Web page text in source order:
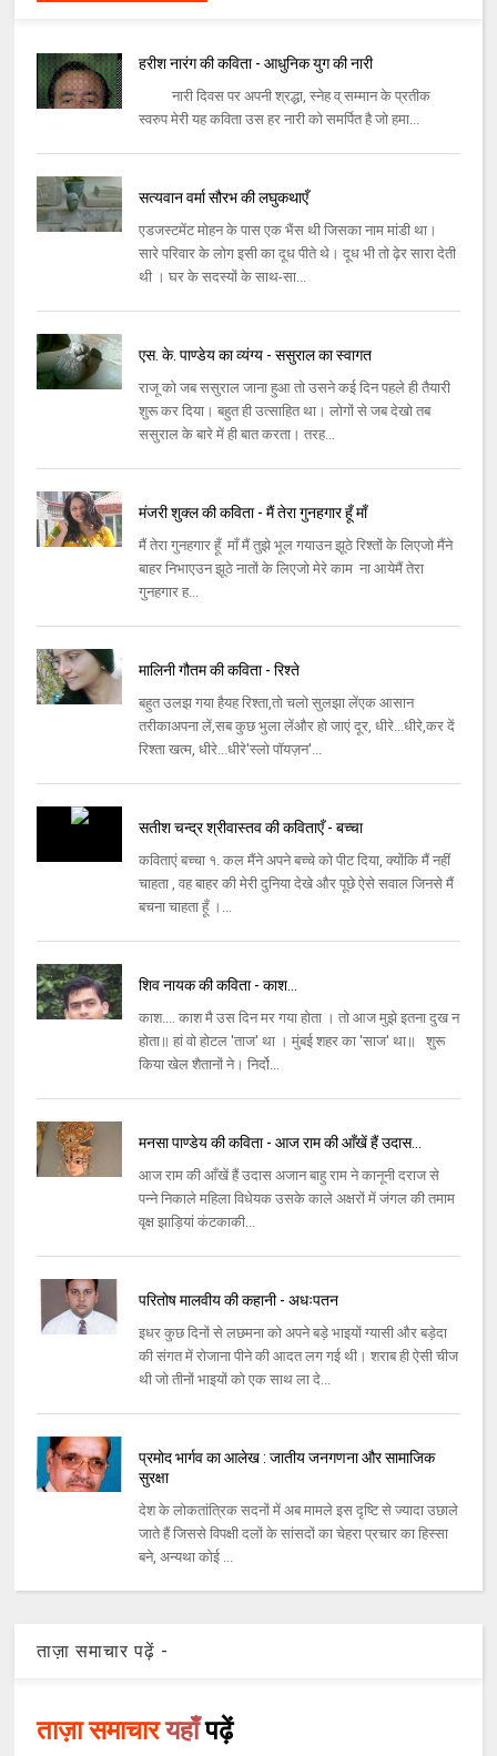
हरीश नारंग की कविता - आधुनिक युग की नारी
नारी दिवस पर अपनी श्रद्धा, स्नेह व् सम्मान के प्रतीक
स्वरुप मेरी यह कविता उस हर नारी को समर्पित है जो हमा...
सत्यवान वर्मा सौरभ की लघुकथाएँ
एडजस्टमेंट मोहन के पास एक भैंस थी जिसका नाम मांडी था।
सारे परिवार के लोग इसी का दूध पीते थे। दूध भी तो ढ़ेर सारा देती
थी । घर के सदस्यों के साथ-सा...
एस. के. पाण्डेय का व्यंग्य - ससुराल का स्वागत
राजू को जब ससुराल जाना हुआ तो उसने कई दिन पहले ही तैयारी
शुरू कर दिया। बहुत ही उत्साहित था। लोगों से जब देखो तब
ससुराल के बारे में ही बात करता। तरह...
मंजरी शुक्ल की कविता - मैं तेरा गुनहगार हूँ माँ
मैं तेरा गुनहगार हूँ माँ मैं तुझे भूल गयाउन झूठे रिश्तों के लिएजो मैंने
बाहर निभाएउन झूठे नातों के लिएजो मेरे काम ना आयेमैं तेरा
गुनहगार ह...
मालिनी गौतम की कविता - रिश्ते
बहुत उलझ गया हैयह रिश्ता,तो चलो सुलझा लेंएक आसान
तरीकाअपना लें,सब कुछ भुला लेंऔर हो जाएं दूर, धीरे...धीरे,कर दें
रिश्ता खत्म, धीरे...धीरे'स्लो पॉयज़न'...
सतीश चन्द्र श्रीवास्तव की कविताएँ - बच्चा
कविताएं बच्चा १. कल मैंने अपने बच्चे को पीट दिया, क्योंकि मैं नहीं
चाहता , वह बाहर की मेरी दुनिया देखे और पूछे ऐसे सवाल जिनसे मैं
बचना चाहता हूँ ।...
शिव नायक की कविता - काश...
काश.... काश मै उस दिन मर गया होता । तो आज मुझे इतना दुख न
होता॥ हां वो होटल 'ताज' था । मुंबई शहर का 'साज' था॥ शुरू
किया खेल शैतानों ने। निर्दो...
मनसा पाण्‍डेय की कविता - आज राम की आँखें हैं उदास...
आज राम की आँखें हैं उदास अजान बाहु राम ने कानूनी दराज से
पन्‍ने निकाले महिला विधेयक उसके काले अक्षरों में जंगल की तमाम
वृक्ष झाड़ियां कंटकाकी...
परितोष मालवीय की कहानी - अधःपतन
इधर कुछ दिनों से लछमना को अपने बड़े भाइयों ग्यासी और बड़ेदा
की संगत में रोजाना पीने की आदत लग गई थी। शराब ही ऐसी चीज
थी जो तीनों भाइयों को एक साथ ला दे...
प्रमोद भार्गव का आलेख : जातीय जनगणना और सामाजिक
सुरक्षा
देश के लोकतांत्रिक सदनों में अब मामले इस दृष्‍टि से ज्‍यादा उछाले
जाते हैं जिससे विपक्षी दलों के सांसदों का चेहरा प्रचार का हिस्‍सा
बने, अन्‍यथा कोई ...
ताज़ा समाचार पढ़ें -
ताज़ा समाचारयहाँपढ़ें